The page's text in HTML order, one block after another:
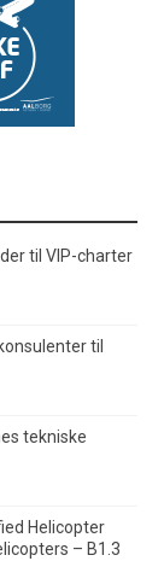
til VIP-charter
til
tekniske
Helicopter
– B1.3